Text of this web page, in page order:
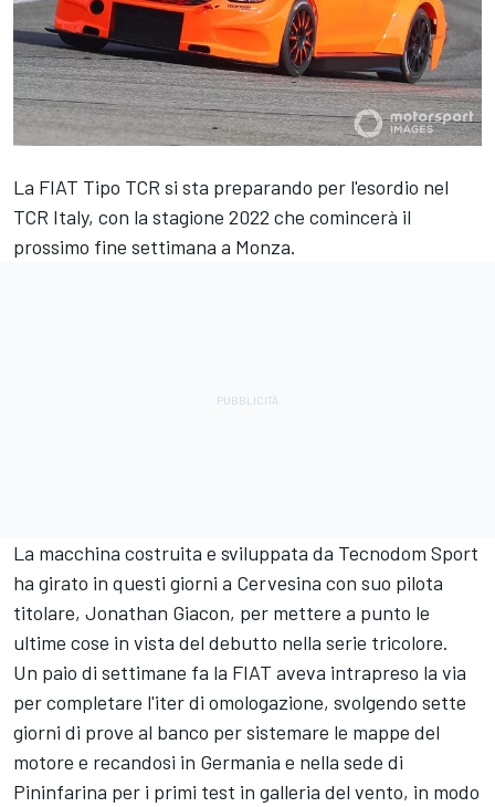
La FIAT Tipo TCR si sta preparando per l'esordio nel
TCR Italy, con la stagione 2022 che comincerà il
prossimo fine settimana a Monza.
La macchina costruita e sviluppata da Tecnodom Sport
ha girato in questi giorni a Cervesina con suo pilota
titolare, Jonathan Giacon, per mettere a punto le
ultime cose in vista del debutto nella serie tricolore.
Un paio di settimane fa la FIAT aveva intrapreso la via
per completare l'iter di omologazione, svolgendo sette
giorni di prove al banco per sistemare le mappe del
motore e recandosi in Germania e nella sede di
Pininfarina per i primi test in galleria del vento, in modo